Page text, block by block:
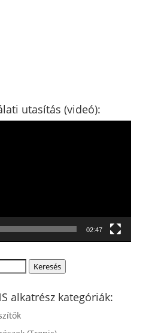
utasítás (videó):
02:47
Keresés
alkatrész kategóriák: